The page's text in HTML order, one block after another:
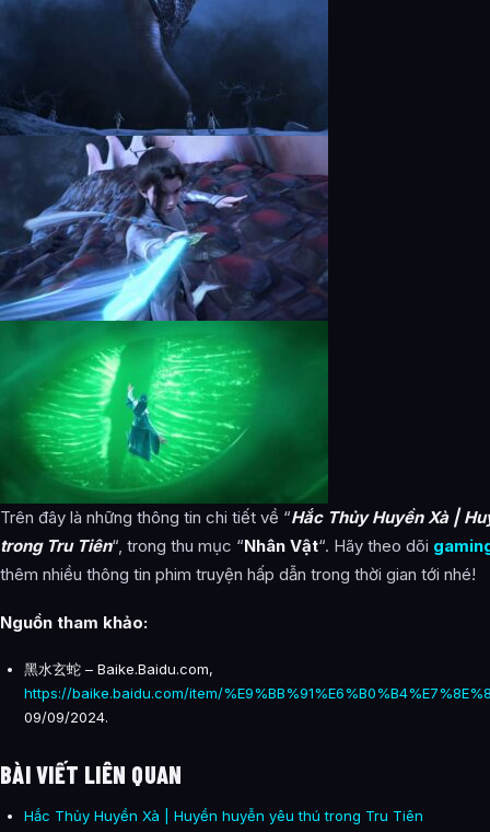
Trên đây là những thông tin chi tiết về “Hắc Thủy Huyền Xà |
trong Tru Tiên“, trong thu mục “Nhân Vật“. Hãy theo dõi
thêm nhiều thông tin phim truyện hấp dẫn trong thời gian tới nhé!
Nguồn tham khảo:
黑水玄蛇 – Baike.Baidu.com,
https://baike.baidu.com/item/
09/09/2024.
BÀI VIẾT LIÊN QUAN
Hắc Thủy Huyền Xà | Huyền huyễn yêu thú trong Tru Tiên